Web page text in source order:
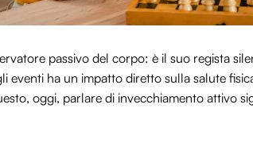
passivo del corpo: è il suo regista
eventi ha un impatto diretto sulla salute
oggi, parlare di invecchiamento attivo